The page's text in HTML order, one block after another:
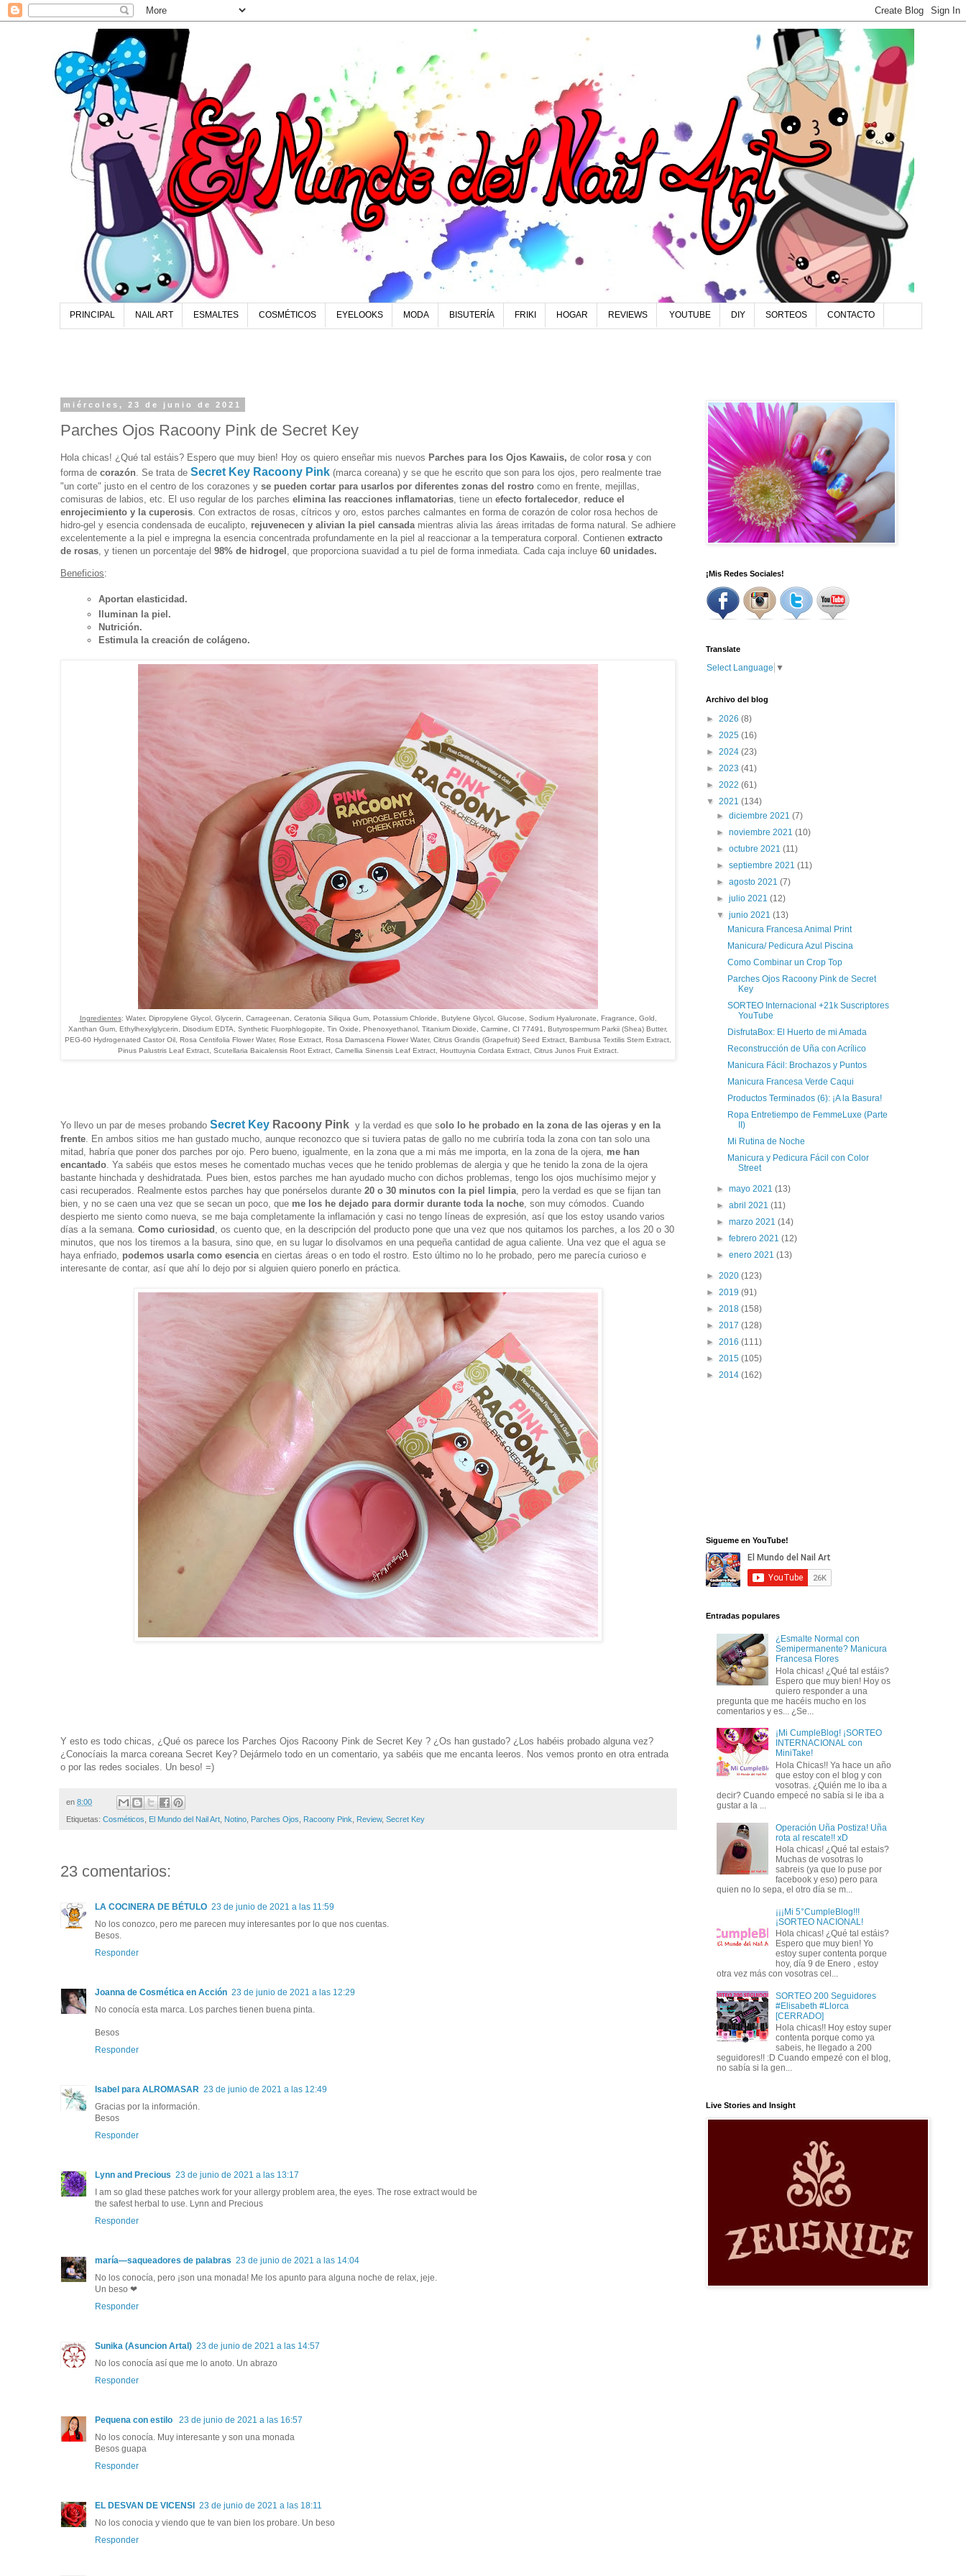
PRINCIPAL NAIL ART ESMALTES COSMÉTICOS EYELOOKS MODA BISUTERÍA FRIKI HOGAR REVIEWS YOUTUBE DIY SORTEOS CONTACTO
miércoles, 23 de junio de 2021
Parches Ojos Racoony Pink de Secret Key
Hola chicas! ¿Qué tal estáis? Espero que muy bien! Hoy os quiero enseñar mis nuevos Parches para los Ojos Kawaiis, de color rosa y con
forma de corazón . Se trata de Secret Key Racoony Pink (marca coreana) y se que he escrito que son para los ojos, pero realmente trae
"un corte" justo en el centro de los corazones y se pueden cortar para usarlos por diferentes zonas del rostro como en frente, mejillas,
comisuras de labios, etc. El uso regular de los parches elimina las reacciones inflamatorias , tiene un efecto fortalecedor reduce el
enrojecimiento y la cuperosis . Con extractos de rosas, cítricos y oro, estos parches calmantes en forma de corazón de color rosa hechos de
hidro-gel y esencia condensada de eucalipto, rejuvenecen y alivian la piel cansada mientras alivia las áreas irritadas de forma natural . Se adhiere
excelentemente a la piel e impregna la esencia concentrada profundamente en la piel al reaccionar a la temperatura corporal. Contienen extracto
de rosas , y tienen un porcentaje del 98% de hidrogel , que proporciona suavidad a tu piel de forma inmediata. Cada caja incluye 60 unidades.
Beneficios:
Aportan elasticidad.
Iluminan la piel.
Nutrición.
Estimula la creación de colágeno.
Ingredientes: Water, Dipropylene Glycol, Glycerin, Carrageenan, Ceratonia Siliqua Gum, Potassium Chloride, Butylene Glycol, Glucose, Sodium Hyaluronate, Fragrance, Gold,
Xanthan Gum, Ethylhexylglycerin, Disodium EDTA, Synthetic Fluorphlogopite, Tin Oxide, Phenoxyethanol, Titanium Dioxide, Carmine, CI 77491, Butyrospermum Parkii (Shea) Butter,
PEG-60 Hydrogenated Castor Oil, Rosa Centifolia Flower Water, Rose Extract, Rosa Damascena Flower Water, Citrus Grandis (Grapefruit) Seed Extract, Bambusa Textilis Stem Extract,
Pinus Palustris Leaf Extract, Scutellaria Baicalensis Root Extract, Camellia Sinensis Leaf Extract, Houttuynia Cordata Extract, Citrus Junos Fruit Extract.
Yo llevo un par de meses probando Secret Key Racoony Pink y la verdad es que solo lo he probado en la zona de las ojeras y en la
frente . En ambos sitios me han gustado mucho, aunque reconozco que si tuviera patas de gallo no me cubriría toda la zona con tan solo una
mitad, habría que poner dos parches por ojo. Pero bueno, igualmente, en la zona que a mi más me importa, en la zona de la ojera, me han
encantado . Ya sabéis que estos meses he comentado muchas veces que he tenido problemas de alergia y que he tenido la zona de la ojera
bastante hinchada y deshidratada. Pues bien, estos parches me han ayudado mucho con dichos problemas, tengo los ojos muchísimo mejor y
casi recuperados. Realmente estos parches hay que ponérselos durante 20 o 30 minutos con la piel limpia , pero la verdad es que se fijan tan
bien, y no se caen una vez que se secan un poco, que me los he dejado para dormir durante toda la noche , son muy cómodos. Cuando
despierto me siento como nueva, se me baja completamente la inflamación y casi no tengo líneas de expresión, así que los estoy usando varios
días a la semana. Como curiosidad
, os cuento que, en la descripción del producto pone que una vez que nos quitamos los parches, a los 20 o 30
minutos, que nos los tiremos a la basura, sino que, en su lugar lo disolvamos en una pequeña cantidad de agua caliente. Una vez que el agua se
haya enfriado, podemos usarla como esencia en ciertas áreas o en todo el rostro. Esto último no lo he probado, pero me parecía curioso e
interesante de contar, así que ahí lo dejo por si alguien quiero ponerlo en práctica.
Y esto es todo chicas, ¿Qué os parece los Parches Ojos Racoony Pink de Secret Key ? ¿Os han gustado? ¿Los habéis probado alguna vez?
¿Conocíais la marca coreana Secret Key? Dejármelo todo en un comentario, ya sabéis que me encanta leeros. Nos vemos pronto en otra entrada
o por las redes sociales. Un beso! =)
en 8:00
Etiquetas: Cosméticos El Mundo del Nail Art Notino Parches Ojos Racoony Pink Review, Secret Key
23 comentarios:
LA COCINERA DE BÉTULO 23 de junio de 2021 a las 11:59
No los conozco, pero me parecen muy interesantes por lo que nos cuentas.
Besos.
Responder
Joanna de Cosmética en Acción 23 de junio de 2021 a las 12:29
No conocía esta marca. Los parches tienen buena pinta.
Besos
Responder
Isabel para ALROMASAR 23 de junio de 2021 a las 12:49
Gracias por la información.
Besos
Responder
Lynn and Precious 23 de junio de 2021 a las 13:17
I am so glad these patches work for your allergy problem area, the eyes. The rose extract would be
the safest herbal to use. Lynn and Precious
Responder
maría—saqueadores de palabras 23 de junio de 2021 a las 14:04
No los conocía, pero ¡son una monada! Me los apunto para alguna noche de relax, jeje.
Un beso ❤
Responder
Sunika (Asuncion Artal) 23 de junio de 2021 a las 14:57
No los conocía así que me lo anoto. Un abrazo
Responder
Pequena con estilo
23 de junio de 2021 a las 16:57
No los conocía. Muy interesante y son una monada
Besos guapa
Responder
EL DESVAN DE VICENSI
23 de junio de 2021 a las 18:11
No los conocia y viendo que te van bien los probare. Un beso
Responder
¡Mis Redes Sociales!
Translate
Select Language ▼
Archivo del blog
► 2026 (8)
► 2025 (16)
► 2024 (23)
► 2023 (41)
► 2022 (61)
▼ 2021 (134)
►diciembre 2021(7)
►noviembre 2021(10)
►octubre 2021(11)
►septiembre 2021(11)
►agosto 2021(7)
►julio 2021(12)
▼junio 2021(13)
Manicura Francesa Animal Print
Manicura/ Pedicura Azul Piscina
Como Combinar un Crop Top
Parches Ojos Racoony Pink de Secret
Key
SORTEO Internacional +21k Suscriptores
YouTube
DisfrutaBox: El Huerto de mi Amada
Reconstrucción de Uña con Acrílico
Manicura Fácil: Brochazos y Puntos
Manicura Francesa Verde Caqui
Productos Terminados (6): ¡A la Basura!
Ropa Entretiempo de FemmeLuxe (Parte
II)
Mi Rutina de Noche
Manicura y Pedicura Fácil con Color
Street
►mayo 2021(13)
►abril 2021(11)
►marzo 2021(14)
►febrero 2021(12)
►enero 2021(13)
► 2020 (123)
► 2019 (91)
► 2018 (158)
► 2017 (128)
► 2016 (111)
► 2015 (105)
► 2014 (162)
Sigueme en YouTube!
Entradas populares
¿Esmalte Normal con
Semipermanente? Manicura
Francesa Flores
Hola chicas! ¿Qué tal estáis?
Espero que muy bien! Hoy os
quiero responder a una
pregunta que me hacéis mucho en los
comentarios y es... ¿Se...
¡Mi CumpleBlog! ¡SORTEO
INTERNACIONAL con
MiniTake!
Hola Chicas!! Ya hace un año
que estoy con el blog y con
vosotras. ¿Quién me lo iba a
decir? Cuando empecé no sabía si le iba a
gustar a la ...
Operación Uña Postiza! Uña
rota al rescate!! xD
Hola chicas! ¿Qué tal estais?
Muchas de vosotras lo
sabreis (ya que lo puse por
facebook y eso) pero para
quien no lo sepa, el otro día se m...
¡¡¡Mi 5°CumpleBlog!!!
¡SORTEO NACIONAL!
Hola chicas! ¿Qué tal estáis?
Espero que muy bien! Yo
estoy super contenta porque
hoy, día 9 de Enero , estoy
otra vez más con vosotras cel...
SORTEO 200 Seguidores
#Elisabeth #Llorca
[CERRADO]
Hola chicas!! Hoy estoy super
contenta porque como ya
sabeis, he llegado a 200
seguidores!! :D Cuando empezé con el blog,
no sabía si la gen...
Live Stories and Insight